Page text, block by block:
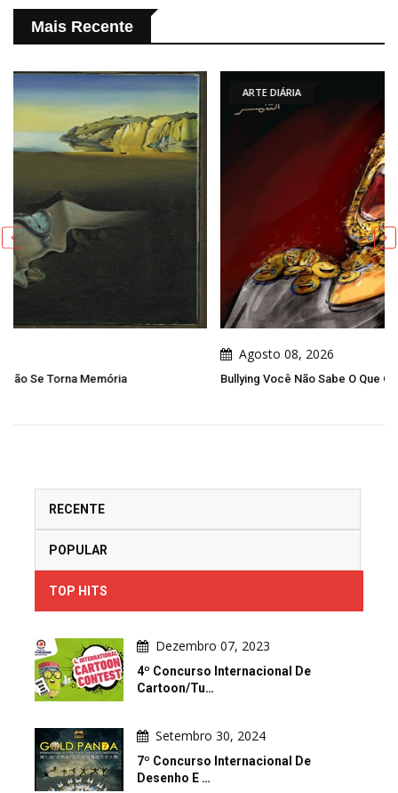
Mais Recente
ARTE DIÁRIA
Bullying Você Não Sabe O Que O Bullying Muda Nas Outras
RECENTE
POPULAR
TOP HITS
Dezembro 07, 2023
4º Concurso Internacional De
Cartoon/Tu…
Setembro 30, 2024
7º Concurso Internacional De
Desenho E …